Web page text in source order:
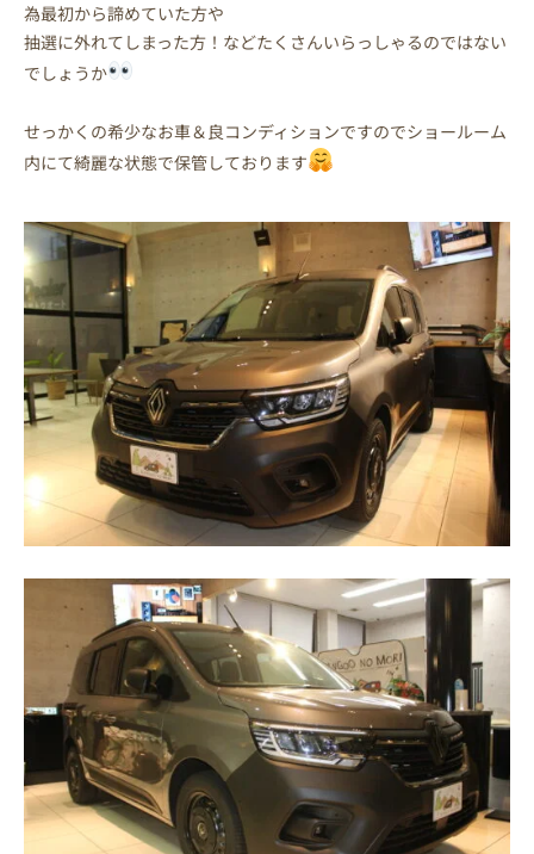
為最初から諦めていた方や
抽選に外れてしまった方！などたくさんいらっしゃるのではない
でしょうか
せっかくの希少なお車＆良コンディションですのでショールーム
内にて綺麗な状態で保管しております